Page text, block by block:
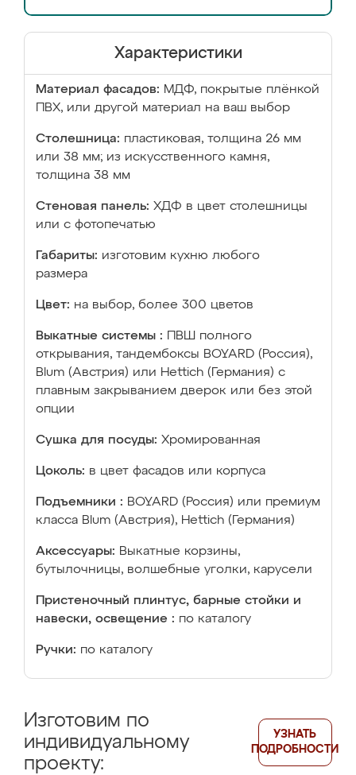
Характеристики
Материал фасадов: МДФ, покрытые плёнкой
ПВХ, или другой материал на ваш выбор
Столешница: пластиковая, толщина 26 мм
или 38 мм; из искусственного камня,
толщина 38 мм
Стеновая панель: ХДФ в цвет столешницы
или с фотопечатью
Габариты: изготовим кухню любого
размера
Цвет: на выбор, более 300 цветов
Выкатные системы :
ПВШ полного
открывания, тандембоксы BOYARD (Россия),
Blum (Австрия) или Hettich (Германия) с
плавным закрыванием дверок или без этой
опции
Сушка для посуды: Хромированная
Цоколь: в цвет фасадов или корпуса
Подъемники : BOYARD (Россия) или премиум
класса Blum (Австрия), Hettich (Германия)
Аксессуары: Выкатные корзины,
бутылочницы, волшебные уголки, карусели
Пристеночный плинтус, барные стойки и
навески, освещение : по каталогу
Ручки: по каталогу
Изготовим по
индивидуальному
проекту:
УЗНАТЬ
ПОДРОБНОСТИ